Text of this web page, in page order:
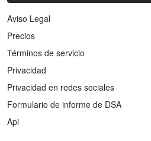
Aviso Legal
Precios
Términos de servicio
Privacidad
Privacidad en redes sociales
Formulario de informe de DSA
Api